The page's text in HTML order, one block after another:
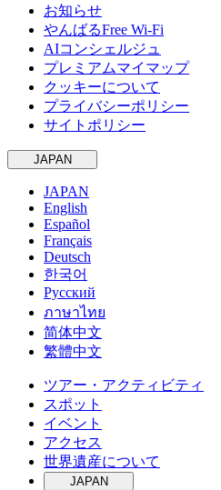
お知らせ
やんばるFree Wi-Fi
AIコンシェルジュ
プレミアムマイマップ
クッキーについて
プライバシーポリシー
サイトポリシー
JAPAN
JAPAN
English
Español
Français
Deutsch
한국어
Русский
ภาษาไทย
简体中文
繁體中文
ツアー・アクティビティ
スポット
イベント
アクセス
世界遺産について
JAPAN